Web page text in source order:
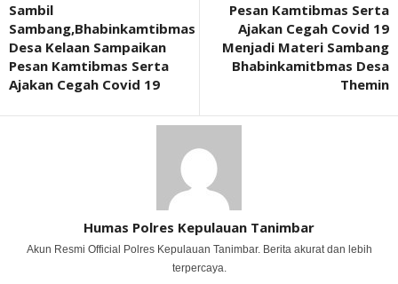
Sambil
Sambang,Bhabinkamtibmas
Desa Kelaan Sampaikan
Pesan Kamtibmas Serta
Ajakan Cegah Covid 19
Pesan Kamtibmas Serta
Ajakan Cegah Covid 19
Menjadi Materi Sambang
Bhabinkamitbmas Desa
Themin
Humas Polres Kepulauan Tanimbar
Akun Resmi Official Polres Kepulauan Tanimbar. Berita akurat dan lebih
terpercaya.